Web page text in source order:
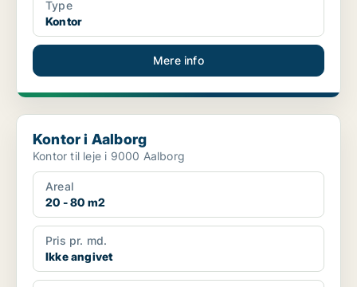
Type
Kontor
Mere info
Kontor i Aalborg
Kontor i Aalborg
Kontor til leje i 9000 Aalborg
Areal
20 - 80 m2
Pris pr. md.
Ikke angivet